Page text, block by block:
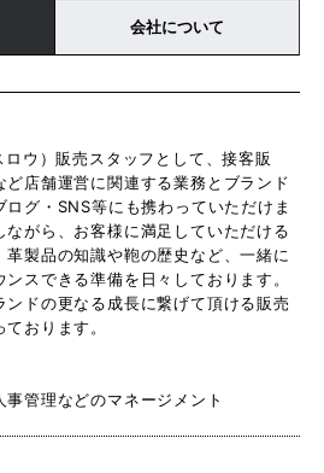
会社について
ウ）販売スタッフとして、接客販
店舗運営に関連する業務とブランド
グ・SNS等にも携わっていただけま
がら、お客様に満足していただける
革製品の知識や鞄の歴史など、一緒に
スできる準備を日々しております。
ドの更なる成長に繋げて頂ける販売
おります。
事管理などのマネージメント